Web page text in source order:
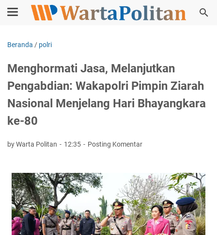
Beranda / polri
Menghormati Jasa, Melanjutkan
Pengabdian: Wakapolri Pimpin Ziarah
Nasional Menjelang Hari Bhayangkara
ke-80
by Warta Politan 12:35 Posting Komentar